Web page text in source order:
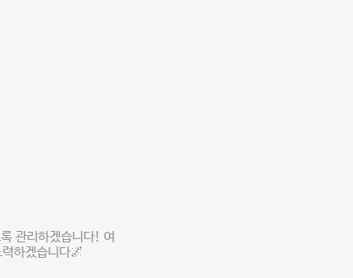
관리하겠습니다! 여
하겠습니다🌌